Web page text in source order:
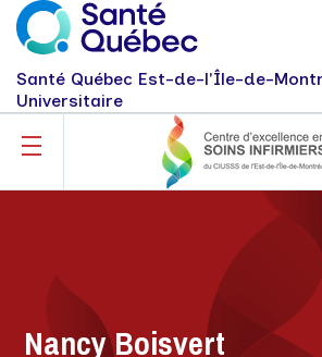
Santé Québec Est-de-l'Île-de-
Universitaire
Nancy Boisvert